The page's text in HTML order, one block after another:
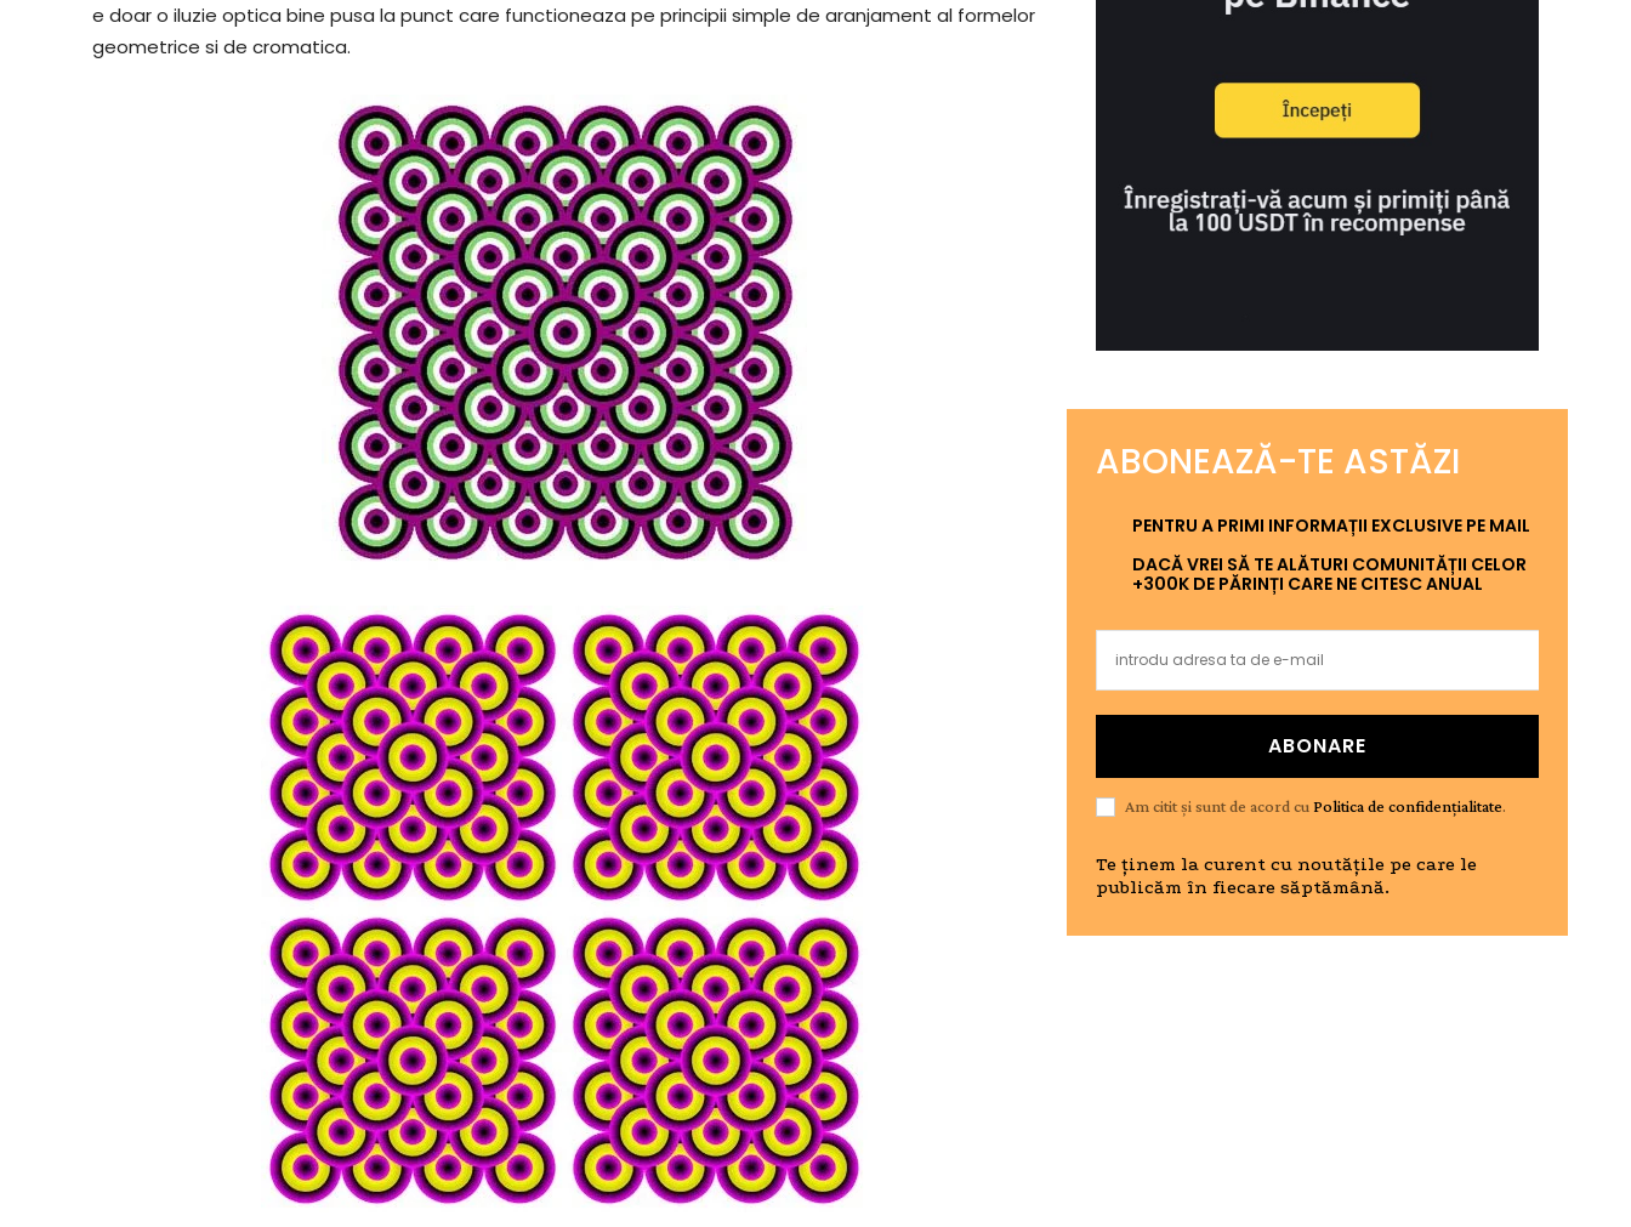
e doar o iluzie optica bine pusa la punct care functioneaza pe principii simple de aranjament al formelor
geometrice si de cromatica.
ABONEAZĂ-TE ASTĂZI
PENTRU A PRIMI INFORMAȚII EXCLUSIVE PE MAIL
DACĂ VREI SĂ TE ALĂTURI COMUNITĂȚII CELOR
+300K DE PĂRINȚI CARE NE CITESC ANUAL
ABONARE
Am citit și sunt de acord cuPolitica de confidențialitate.
Te ținem la curent cu noutățile pe care le
publicăm în fiecare săptămână.